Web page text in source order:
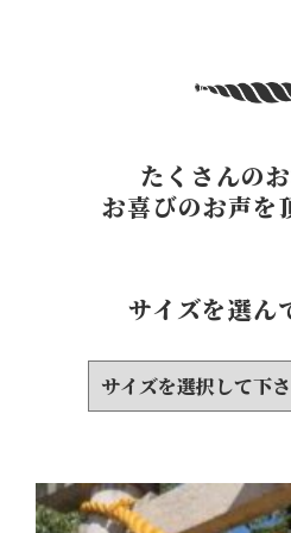
たくさんの
お喜びのお声を
サイズを選ん